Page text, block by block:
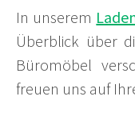
In unserem
Überblick über
Büromöbel
freuen uns auf